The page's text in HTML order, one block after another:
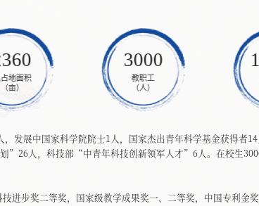
地面积
（亩）
3000
教职工
（人）
发展中国家科学院院士1人，国家杰出青年科学基金获得者
人，科技部“中青年科技创新领军人才”6人。在校生
进步奖二等奖，国家级教学成果奖一、二等奖，中国专利金